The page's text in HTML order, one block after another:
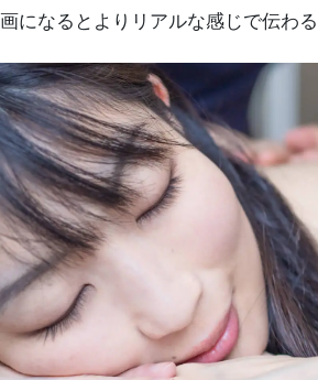
になるとよりリアルな感じで伝わる